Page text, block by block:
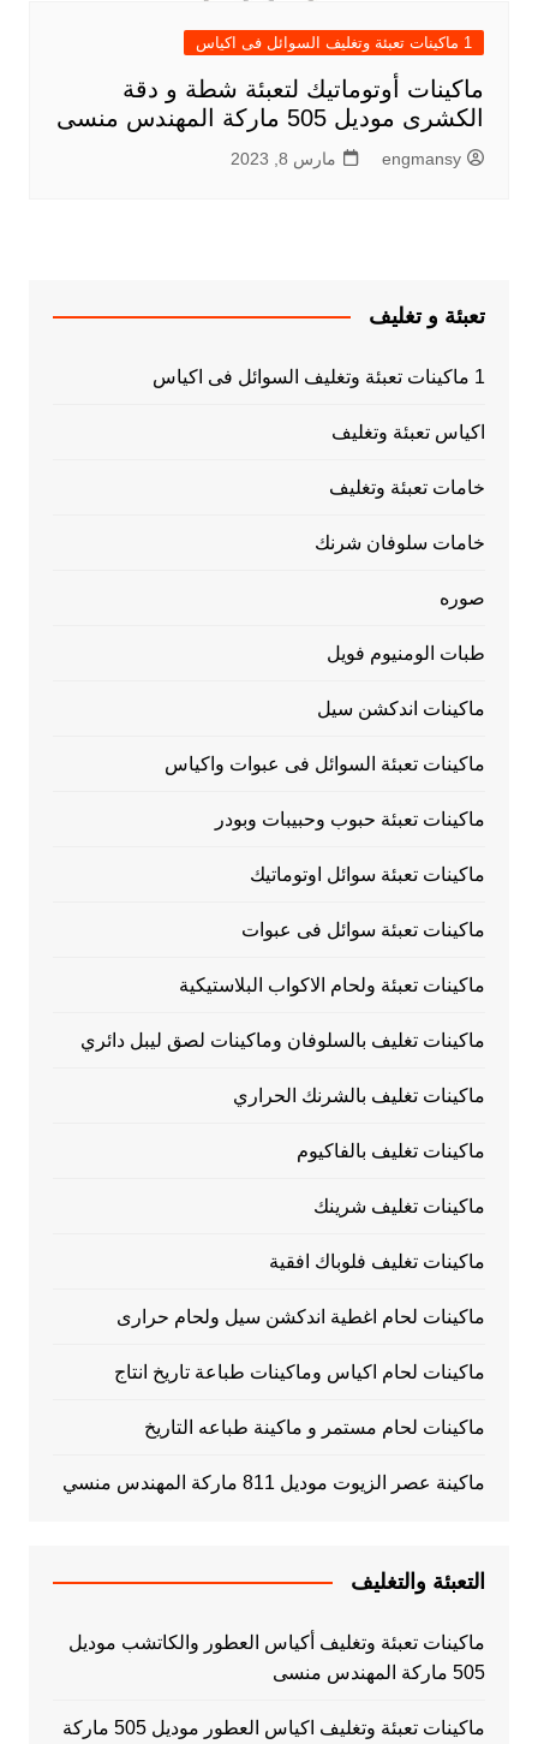
1 ماكينات تعبئة وتغليف السوائل فى اكياس
ماكينات أوتوماتيك لتعبئة شطة و دقة
الكشرى موديل 505 ماركة المهندس منسى
engmansy مارس 8, 2023
تعبئة و تغليف
1 ماكينات تعبئة وتغليف السوائل فى اكياس
اكياس تعبئة وتغليف
خامات تعبئة وتغليف
خامات سلوفان شرنك
صوره
طبات الومنيوم فويل
ماكينات اندكشن سيل
ماكينات تعبئة السوائل فى عبوات واكياس
ماكينات تعبئة حبوب وحبيبات وبودر
ماكينات تعبئة سوائل اوتوماتيك
ماكينات تعبئة سوائل فى عبوات
ماكينات تعبئة ولحام الاكواب البلاستيكية
ماكينات تغليف بالسلوفان وماكينات لصق ليبل دائري
ماكينات تغليف بالشرنك الحراري
ماكينات تغليف بالفاكيوم
ماكينات تغليف شرينك
ماكينات تغليف فلوباك افقية
ماكينات لحام اغطية اندكشن سيل ولحام حرارى
ماكينات لحام اكياس وماكينات طباعة تاريخ انتاج
ماكينات لحام مستمر و ماكينة طباعه التاريخ
ماكينة عصر الزيوت موديل 811 ماركة المهندس منسي
التعبئة والتغليف
ماكينات تعبئة وتغليف أكياس العطور والكاتشب موديل
505 ماركة المهندس منسى
ماكينات تعبئة وتغليف اكياس العطور موديل 505 ماركة